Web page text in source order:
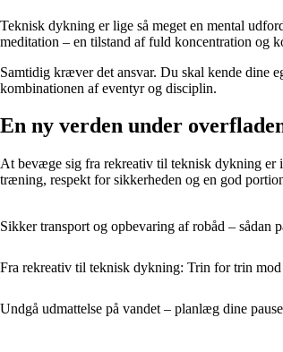
Teknisk dykning er lige så meget en mental
meditation – en tilstand af fuld koncentration og
Samtidig kræver det ansvar. Du skal kende dine
kombinationen af eventyr og disciplin.
En ny verden under
At bevæge sig fra rekreativ til teknisk dykning er
træning, respekt for sikkerheden og en god
Sikker transport og opbevaring af robåd – sådan
Fra rekreativ til teknisk dykning: Trin for trin
Undgå udmattelse på vandet – planlæg dine